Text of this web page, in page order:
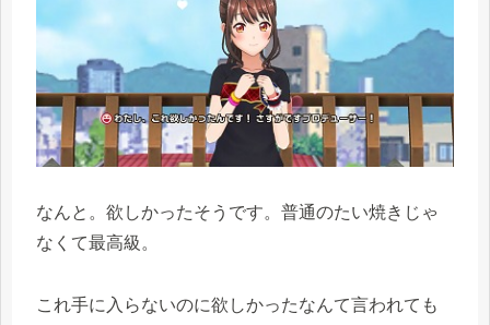
なんと。欲しかったそうです。普通のたい焼きじゃ
なくて最高級。
これ手に入らないのに欲しかったなんて言われても